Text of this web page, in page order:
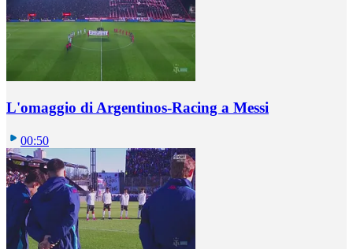
L'omaggio di Argentinos-Racing a Messi
00:50